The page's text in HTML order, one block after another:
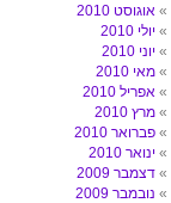
אוגוסט 2010
יולי 2010
יוני 2010
מאי 2010
אפריל 2010
מרץ 2010
פברואר 2010
ינואר 2010
דצמבר 2009
נובמבר 2009